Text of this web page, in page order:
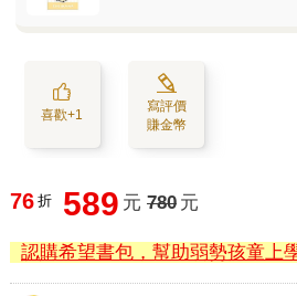
喜歡+1
寫評價
賺金幣
76 折 589 元 780 元
認購希望書包，幫助弱勢孩童上